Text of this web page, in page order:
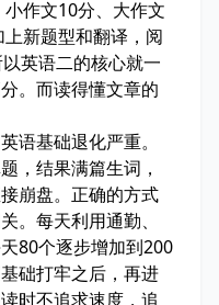
作文10分、大作文
新题型和翻译，阅
英语二的核心就一
。而读得懂文章的
语基础退化严重。
，结果满篇生词，
崩盘。正确的方式
。每天利用通勤、
80个逐步增加到200
础打牢之后，再进
时不追求速度，追